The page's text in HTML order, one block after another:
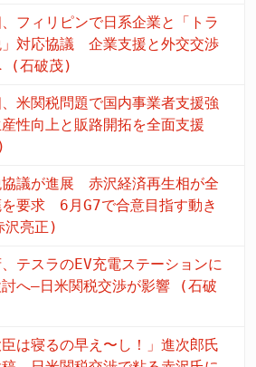
フィリピンで日系企業と「トラ
」対応協議 企業支援と外交交渉
(石破茂)
米関税問題で国内事業者支援強
性向上と販路開拓を全面支援
協議が進展 赤沢経済再生相が全
を要求 6月G7で合意目指す動き
亮正)
テスラのEV充電ステーションに
へ―日米関税交渉が影響 (石破
臣は寝るの早え〜し！」進次郎氏